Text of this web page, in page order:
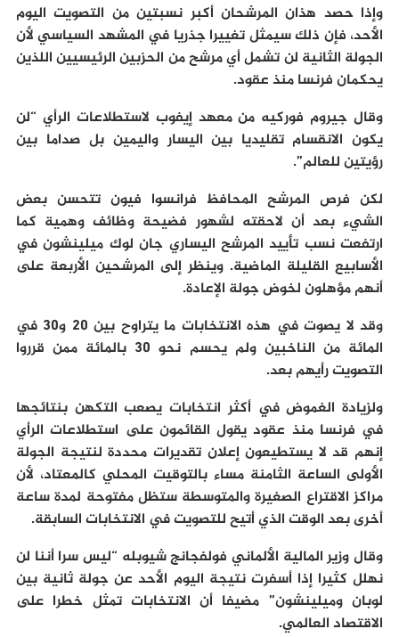
وإذا حصد هذان المرشحان أكبر نسبتين من التصويت اليوم
الأحد، فإن ذلك سيمثل تغييرا جذريا في المشهد السياسي لأن
الجولة الثانية لن تشمل أي مرشح من الحزبين الرئيسيين اللذين
يحكمان فرنسا منذ عقود.
وقال جيروم فوركيه من معهد إيفوب لاستطلاعات الرأي “لن
يكون الانقسام تقليديا بين اليسار واليمين بل صداما بين
رؤيتين للعالم”.
لكن فرص المرشح المحافظ فرانسوا فيون تتحسن بعض
الشيء بعد أن لاحقته لشهور فضيحة وظائف وهمية كما
ارتفعت نسب تأييد المرشح اليساري جان لوك ميلينشون في
الأسابيع القليلة الماضية. وينظر إلى المرشحين الأربعة على
أنهم مؤهلون لخوض جولة الإعادة.
وقد لا يصوت في هذه الانتخابات ما يتراوح بين 20 و30 في
المائة من الناخبين ولم يحسم نحو 30 بالمائة ممن قرروا
التصويت رأيهم بعد.
ولزيادة الغموض في أكثر انتخابات يصعب التكهن بنتائجها
في فرنسا منذ عقود يقول القائمون على استطلاعات الرأي
إنهم قد لا يستطيعون إعلان تقديرات محددة لنتيجة الجولة
الأولى الساعة الثامنة مساء بالتوقيت المحلي كالمعتاد، لأن
مراكز الاقتراع الصغيرة والمتوسطة ستظل مفتوحة لمدة ساعة
أخرى بعد الوقت الذي أتيح للتصويت في الانتخابات السابقة.
وقال وزير المالية الألماني فولفجانج شيوبله “ليس سرا أننا لن
نهلل كثيرا إذا أسفرت نتيجة اليوم الأحد عن جولة ثانية بين
لوبان وميلينشون” مضيفا أن الانتخابات تمثل خطرا على
الاقتصاد العالمي.